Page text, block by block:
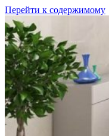
Перейти к содержимому